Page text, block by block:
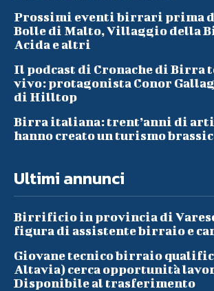
Prossimi eventi birrari prima
Bolle di Malto, Villaggio della
Acida e altri
Il podcast di Cronache di Birra
vivo: protagonista Conor
di Hilltop
Birra italiana: trent’anni di
hanno creato un turismo
Ultimi annunci
Birrificio in provincia di Varese
figura di assistente birraio e
Giovane tecnico birraio
Altavia) cerca opportunità
Disponibile al trasferimento